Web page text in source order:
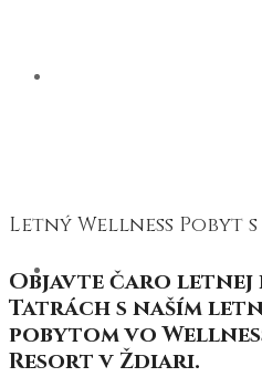
Blog
Letný Wellness Pobyt
Objavte čaro
Tatrách s naším
pobytom vo
Resort v Ždiari.